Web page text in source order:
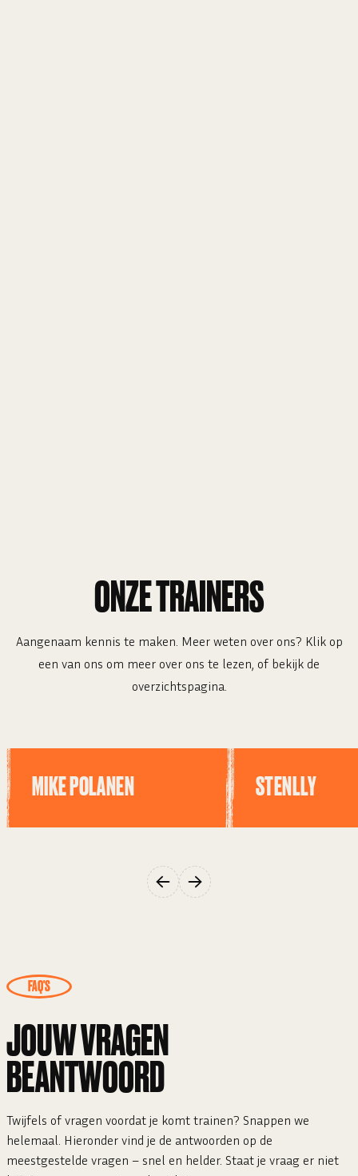
ONZE TRAINERS
Aangenaam kennis te maken. Meer weten over ons? Klik op
een van ons om meer over ons te lezen, of bekijk de
overzichtspagina.
MIKE POLANEN STENLLY
FAQ'S
JOUW VRAGEN
BEANTWOORD
Twijfels of vragen voordat je komt trainen? Snappen we
helemaal. Hieronder vind je de antwoorden op de
meestgestelde vragen – snel en helder. Staat je vraag er niet